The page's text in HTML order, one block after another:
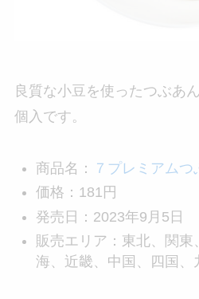
良質な小豆を使ったつぶあ
個入です。
商品名：
７プレミアムつ
価格：181円
発売日：2023年9月5日
販売エリア：東北、関東
海、近畿、中国、四国、